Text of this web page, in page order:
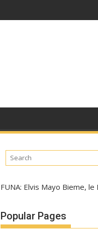
FUNA: Elvis Mayo Bieme,
Popular Pages